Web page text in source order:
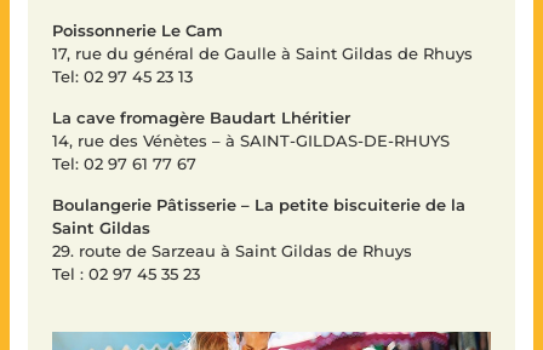
Poissonnerie Le Cam
17, rue du général de Gaulle à Saint Gildas de Rhuys
Tel: 02 97 45 23 13
La cave fromagère Baudart Lhéritier
14, rue des Vénètes – à SAINT-GILDAS-DE-RHUYS
Tel: 02 97 61 77 67
Boulangerie Pâtisserie – La petite biscuiterie de la
Saint Gildas
29. route de Sarzeau à Saint Gildas de Rhuys
Tel : 02 97 45 35 23